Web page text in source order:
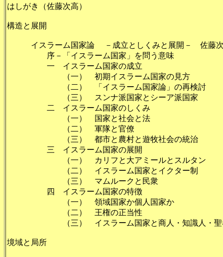
はしがき（佐藤次高）
構造と展開
イスラーム国家論 －成立としくみと展開－ 佐藤
序－「イスラーム国家」を問
一 イスラーム国家の
（一） 初期イスラーム国家
（二） 「イスラーム国家論」の
（三） スンナ派国家とシーア
二 イスラーム国家のし
（一） 国家と社会
（二） 軍隊と
（三） 都市と農村と遊牧社会の
三 イスラーム国家の
（一） カリフと大アミールと
（二） イスラーム国家とイク
（三） マムルークと
四 イスラーム国家の
（一） 領域国家か個人国
（二） 王権の正
（三） イスラーム国家と商人・知識人
境域と局所